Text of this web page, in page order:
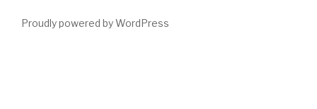
Proudly powered by WordPress